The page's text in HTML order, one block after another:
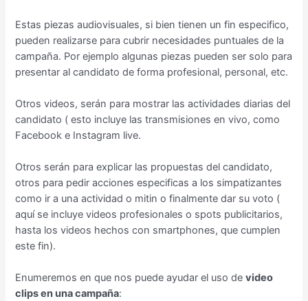
Estas piezas audiovisuales, si bien tienen un fin especifico,
pueden realizarse para cubrir necesidades puntuales de la
campaña. Por ejemplo algunas piezas pueden ser solo para
presentar al candidato de forma profesional, personal, etc.
Otros videos, serán para mostrar las actividades diarias del
candidato ( esto incluye las transmisiones en vivo, como
Facebook e Instagram live.
Otros serán para explicar las propuestas del candidato,
otros para pedir acciones especificas a los simpatizantes
como ir a una actividad o mitin o finalmente dar su voto (
aquí se incluye videos profesionales o spots publicitarios,
hasta los videos hechos con smartphones, que cumplen
este fin).
Enumeremos en que nos puede ayudar el uso devideo
clips en una campaña: